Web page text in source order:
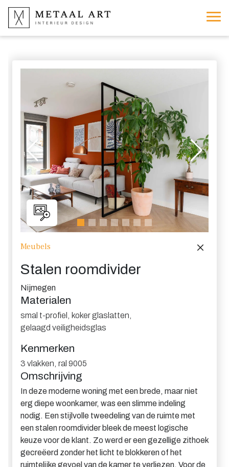
Meubels
Stalen roomdivider
Nijmegen
Materialen
smal t-profiel koker glaslatten
gelaagd veiligheidsglas
Kenmerken
3 vlakken ral 9005
Omschrijving
In deze moderne woning met een brede, maar niet
erg diepe woonkamer, was een slimme indeling
nodig. Een stijlvolle tweedeling van de ruimte met
een stalen roomdivider bleek de meest logische
keuze voor de klant. Zo werd er een gezellige zithoek
gecreëerd zonder het licht te blokkeren of het
ruimtelijke gevoel van de kamer te verliezen. Voor de